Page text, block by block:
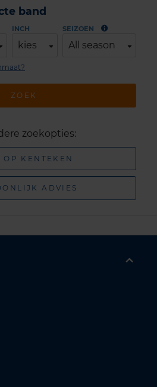
band
INCH
kies
SEIZOEN
All season
ZOEK
zoekopties:
OP KENTEKEN
ADVIES